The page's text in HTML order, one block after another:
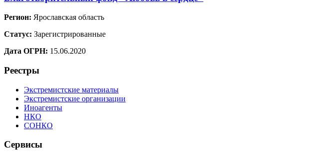
Регион: Ярославская область
Статус: Зарегистрированные
Дата ОГРН: 15.06.2020
Реестры
Экстремистские материалы
Экстремистские организации
Иноагенты
НКО
СОНКО
Сервисы